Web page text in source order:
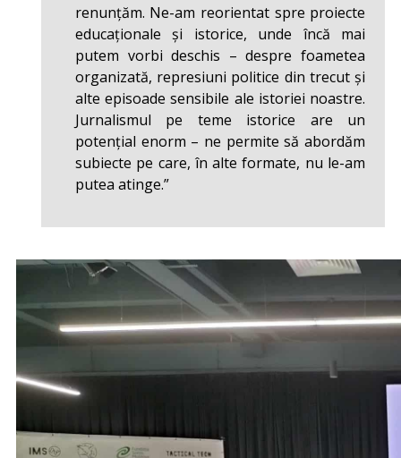
renunțăm. Ne-am reorientat spre proiecte
educaționale și istorice, unde încă mai
putem vorbi deschis – despre foametea
organizată, represiuni politice din trecut și
alte episoade sensibile ale istoriei noastre.
Jurnalismul pe teme istorice are un
potențial enorm – ne permite să abordăm
subiecte pe care, în alte formate, nu le-am
putea atinge.”